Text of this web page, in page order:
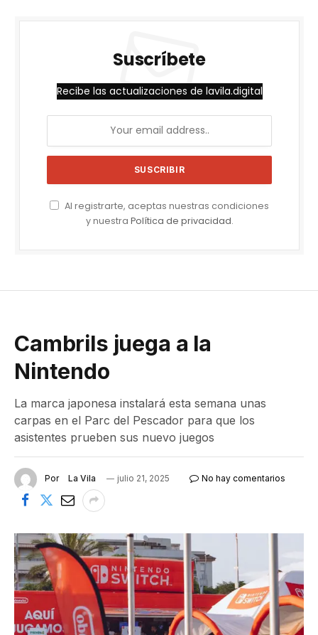
Suscríbete
Recibe las actualizaciones de lavila.digital
Al registrarte, aceptas nuestras condiciones
y nuestra Política de privacidad.
Cambrils juega a la
Nintendo
La marca japonesa instalará esta semana unas
carpas en el Parc del Pescador para que los
asistentes prueben sus nuevo juegos
Por La Vila julio 21, 2025 No hay comentarios